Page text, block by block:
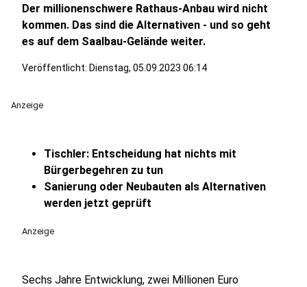
Der millionenschwere Rathaus-Anbau wird nicht
kommen. Das sind die Alternativen - und so geht
es auf dem Saalbau-Gelände weiter.
Veröffentlicht: Dienstag, 05.09.2023 06:14
Anzeige
Tischler: Entscheidung hat nichts mit
Bürgerbegehren zu tun
Sanierung oder Neubauten als Alternativen
werden jetzt geprüft
Anzeige
Sechs Jahre Entwicklung, zwei Millionen Euro